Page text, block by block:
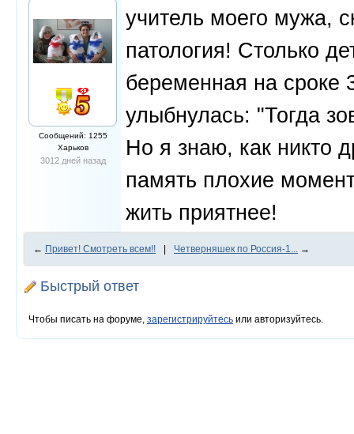
Сообщений: 1255
Харьков
3012 дней назад
учитель моего мужа,
патология! Столько
беременная на сроке
улыбнулась: "Тогда
Но я знаю, как никто
память плохие
жить приятнее!
← Привет! Смотреть всем!! Четверняшек по Россия-1... →
Быстрый ответ
Чтобы писать на форуме, зарегистрируйтесь или авторизуйтесь.